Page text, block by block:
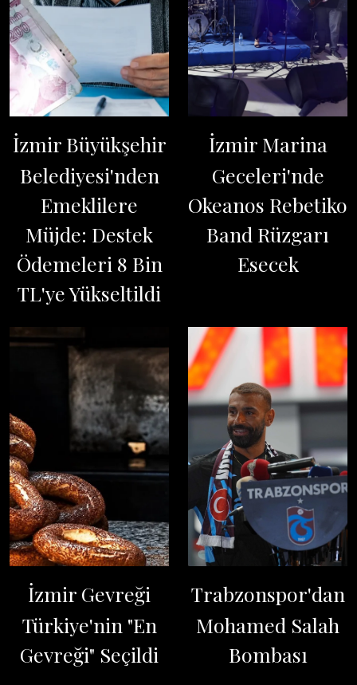
İzmir Büyükşehir
Belediyesi'nden
Emeklilere
Müjde: Destek
Ödemeleri 8 Bin
TL'ye Yükseltildi
İzmir Marina
Geceleri'nde
Okeanos Rebetiko
Band Rüzgarı
Esecek
İzmir Gevreği
Türkiye'nin "En
Gevreği" Seçildi
Trabzonspor'dan
Mohamed Salah
Bombası